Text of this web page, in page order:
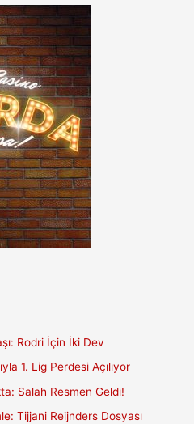
Rodri İçin İki Dev
1. Lig Perdesi Açılıyor
Salah Resmen Geldi!
Tijjani Reijnders Dosyası